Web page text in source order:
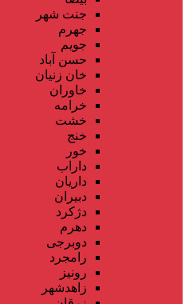
جنت شهر
جهرم
جویم
حسن آباد
خان زنیان
خاوران
خرامه
خشت
خنج
خور
داراب
داریان
دبیران
دژکرد
دهرم
دوبرجی
رامجرد
رونیز
زاهدشهر